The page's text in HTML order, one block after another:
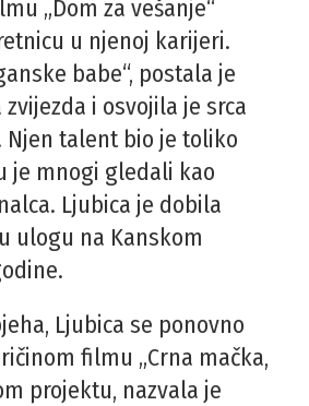
„Dom za vešanje“
u njenoj karijeri.
babe“, postala je
i osvojila je srca
talent bio je toliko
je mnogi gledali kao
Ljubica je dobila
ulogu na Kanskom
Ljubica se ponovno
filmu „Crna mačka,
projektu, nazvala je